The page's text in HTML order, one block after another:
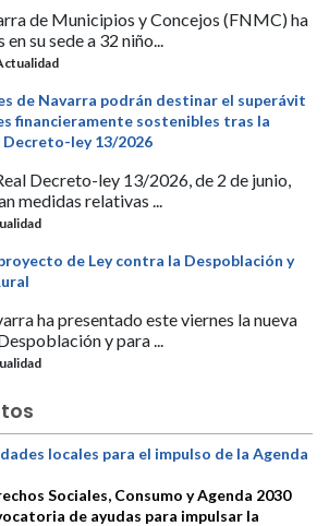
de Municipios y Concejos (FNMC) ha
su sede a 32 niño...
de Navarra podrán destinar el superávit
financieramente sostenibles tras la
Decreto-ley 13/2026
Decreto-ley 13/2026, de 2 de junio,
medidas relativas ...
de Ley contra la Despoblación y
ha presentado este viernes la nueva
y para ...
locales para el impulso de la Agenda
Sociales, Consumo y Agenda 2030
de ayudas para impulsar la